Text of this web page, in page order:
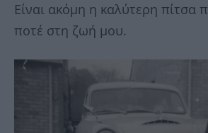
Είναι ακόμη η καλύτερη πίτσα
ποτέ στη ζωή μου.